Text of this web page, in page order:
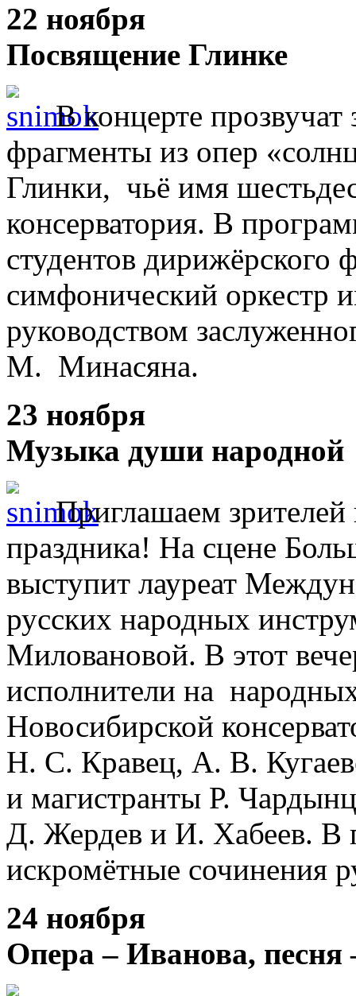
22 ноября
Посвящение Глинке
В концерте
фрагменты из опер
Глинки, чьё имя
консерватория. В
студентов дирижёрского
симфонический оркестр
руководством
М. Минасяна.
23 ноября
Музыка души народной
Приглашаем зрителей
праздника! На сцене
выступит лауреат
русских народных
Миловановой. В этот
исполнители на
Новосибирской
Н. С. Кравец, А. В.
и магистранты Р.
Д. Жердев и И. Хабеев. В
искромётные сочинения
24 ноября
Опера – Иванова,